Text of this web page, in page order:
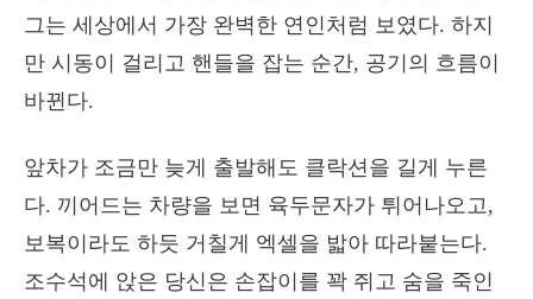
그는 세상에서 가장 완벽한 연인처럼 보였다. 하지
만 시동이 걸리고 핸들을 잡는 순간, 공기의 흐름이
바뀐다.
앞차가 조금만 늦게 출발해도 클락션을 길게 누른
다. 끼어드는 차량을 보면 육두문자가 튀어나오고,
보복이라도 하듯 거칠게 엑셀을 밟아 따라붙는다.
조수석에 앉은 당신은 손잡이를 꽉 쥐고 숨을 죽인